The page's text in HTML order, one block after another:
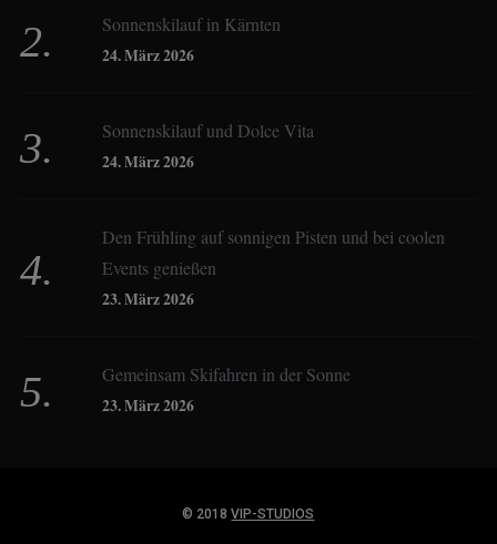
Christoph Schrahe
Derk Hoberg
Dominique Schroller
Sonnenskilauf in Kärnten
24. März 2026
Sonnenskilauf und Dolce Vita
24. März 2026
Den Frühling auf sonnigen Pisten und bei coolen
Events genießen
23. März 2026
Gemeinsam Skifahren in der Sonne
23. März 2026
© 2018VIP-STUDIOS